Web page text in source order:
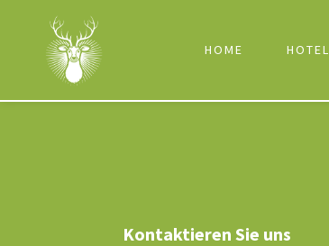
HOME HOTEL
Kontaktieren Sie uns